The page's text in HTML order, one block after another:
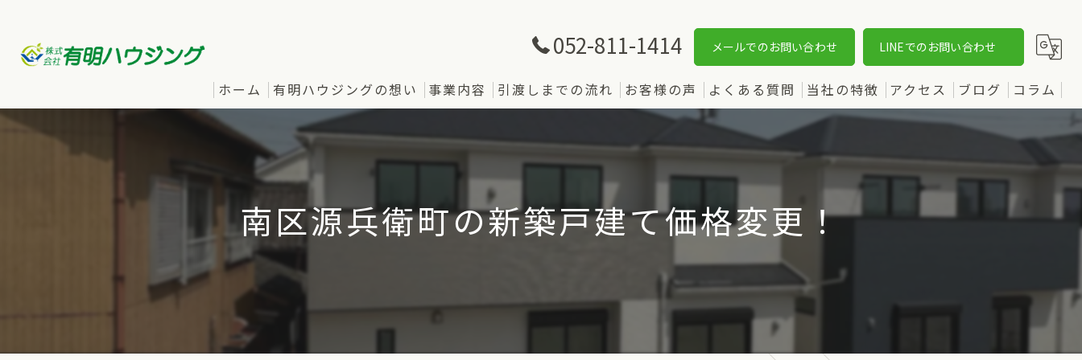
052-811-1414 メールでのお問い合わせ LINEでのお問い合わせ
ホーム 有明ハウジングの想い 事業内容 引渡しまでの流れ お客様の声 よくある質問 当社の特徴
土地
アクセス ブログ コラム
南区源兵衛町の新築戸建て価格変更！